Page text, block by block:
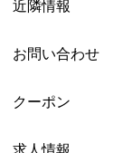
近隣情報
お問い合わせ
クーポン